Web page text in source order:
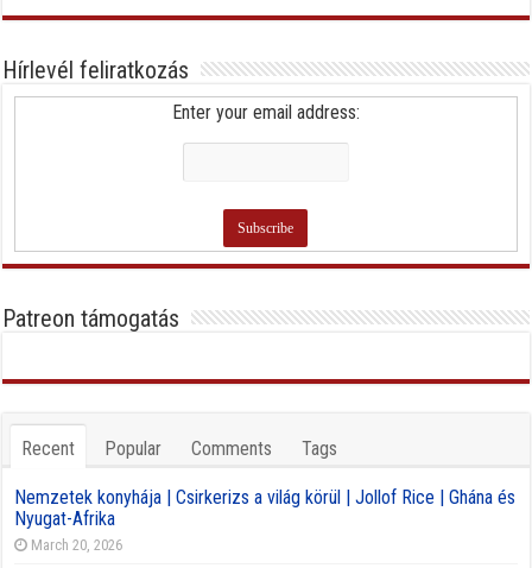
Hírlevél feliratkozás
Enter your email address:
Patreon támogatás
Recent Popular Comments Tags
Nemzetek konyhája | Csirkerizs a világ körül | Jollof Rice | Ghána és
Nyugat-Afrika
March 20, 2026